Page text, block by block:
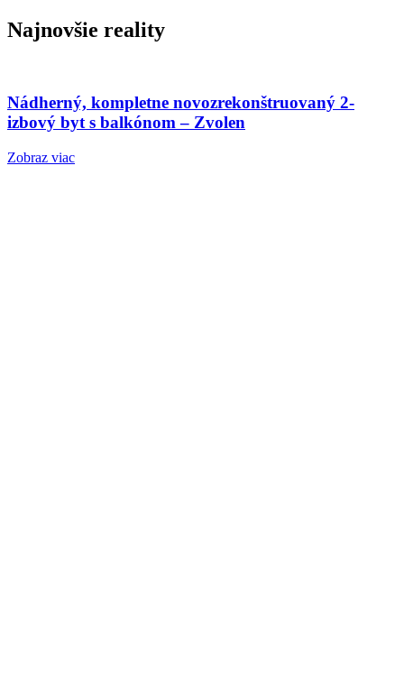
Najnovšie reality
Nádherný, kompletne novozrekonštruovaný 2-
izbový byt s balkónom – Zvolen
Zobraz viac